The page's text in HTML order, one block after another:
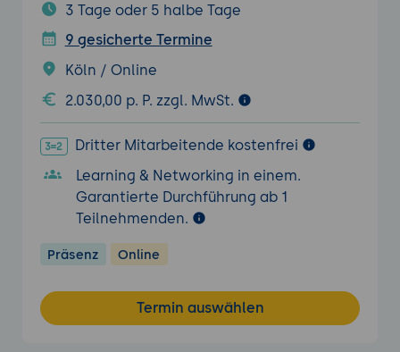
3 Tage oder 5 halbe Tage
9 gesicherte Termine
Köln / Online
2.030,00 p. P. zzgl. MwSt.
Dritter Mitarbeitende kostenfrei
Learning & Networking in einem.
Garantierte Durchführung ab 1
Teilnehmenden.
Präsenz Online
Termin auswählen